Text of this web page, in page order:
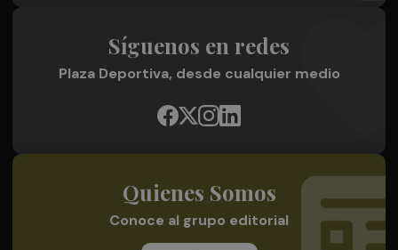
Síguenos en redes
Plaza Deportiva, desde cualquier medio
Quienes Somos
Conoce al grupo editorial